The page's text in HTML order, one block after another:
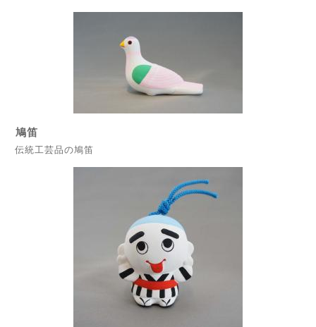
鳩笛
伝統工芸品の鳩笛